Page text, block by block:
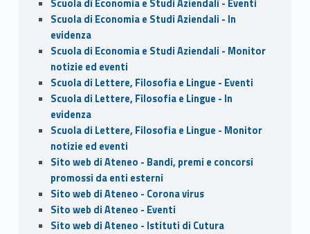
Scuola di Economia e Studi Aziendali - Eventi
Scuola di Economia e Studi Aziendali - In
evidenza
Scuola di Economia e Studi Aziendali - Monitor
notizie ed eventi
Scuola di Lettere, Filosofia e Lingue - Eventi
Scuola di Lettere, Filosofia e Lingue - In
evidenza
Scuola di Lettere, Filosofia e Lingue - Monitor
notizie ed eventi
Sito web di Ateneo - Bandi, premi e concorsi
promossi da enti esterni
Sito web di Ateneo - Corona virus
Sito web di Ateneo - Eventi
Sito web di Ateneo - Istituti di Cutura